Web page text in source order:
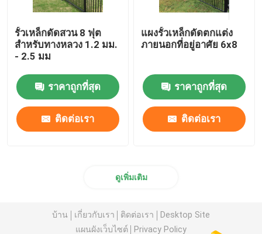
รั้วเหล็กดัดสวน 8 ฟุต
สำหรับทางหลวง 1.2 มม.
- 2.5 มม
ราคาถูกที่สุด
ติดต่อเรา
แผงรั้วเหล็กดัดตกแต่ง
ภายนอกที่อยู่อาศัย 6x8
ราคาถูกที่สุด
ติดต่อเรา
ดูเพิ่มเติม
บ้าน เกี่ยวกับเรา ติดต่อเรา
Desktop Site
แผนผังเว็บไซต์
Privacy Policy